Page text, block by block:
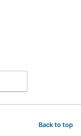
Back to top